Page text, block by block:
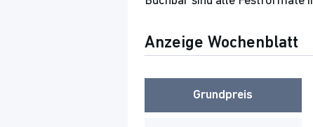
Anzeige Wochenblatt
Grundpreis